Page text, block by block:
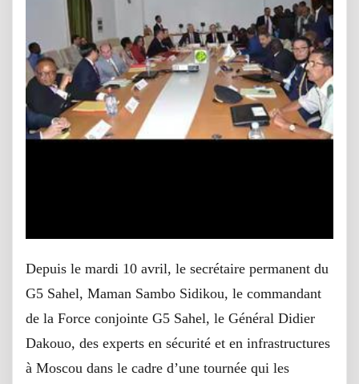
Depuis le mardi 10 avril, le secrétaire permanent du
G5 Sahel, Maman Sambo Sidikou, le commandant
de la Force conjointe G5 Sahel, le Général Didier
Dakouo, des experts en sécurité et en infrastructures
à Moscou dans le cadre d’une tournée qui les